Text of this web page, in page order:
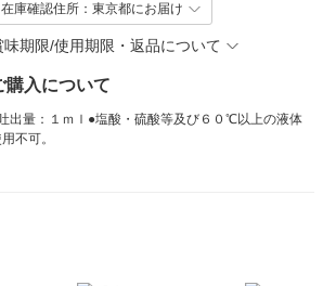
在庫確認住所：東京都にお届け
味期限/使用期限・返品について
購入について
出量：１ｍｌ●塩酸・硫酸等及び６０℃以上の液体
不可。